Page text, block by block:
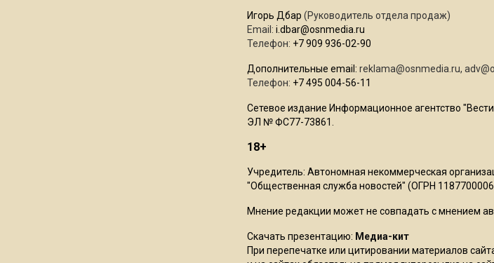
Игорь Дбар (Руководитель отдела продаж)
Email: i.dbar@osnmedia.ru
Телефон: +7 909 936-02-90
Дополнительные email: reklama@osnmedia.ru,
Телефон: +7 495 004-56-11
Сетевое издание Информационное агентство
ЭЛ № ФС77-73861.
18+
Учредитель: Автономная некоммерческая
"Общественная служба новостей" (ОГРН
Мнение редакции может не совпадать с мнением
Скачать презентацию: Медиа-кит
При перепечатке или цитировании материалов